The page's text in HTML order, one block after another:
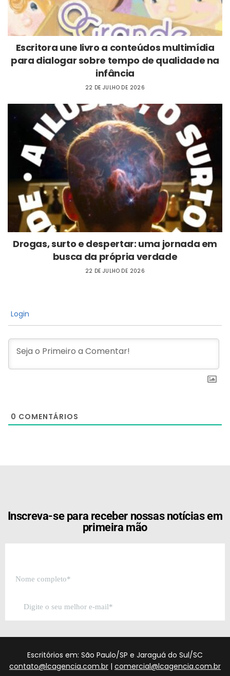
Escritora une livro a conteúdos multimídia
para dialogar sobre tempo de qualidade na
infância
22 DE JULHO DE 2026
Drogas, surto e despertar: uma jornada em
busca da própria verdade
22 DE JULHO DE 2026
Login
0 COMENTÁRIOS
Inscreva-se para receber nossas notícias em
primeira mão
Escritórios em: São Paulo/SP e Jaraguá do Sul/SC
contato@lcagencia.com.br | comercial@lcagencia.com.br